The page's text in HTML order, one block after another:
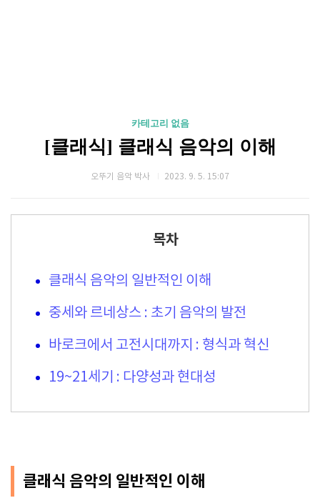
카테고리 없음
[클래식] 클래식 음악의 이해
오뚜기 음악 박사 2023. 9. 5. 15:07
목차
클래식 음악의 일반적인 이해
중세와 르네상스 : 초기 음악의 발전
바로크에서 고전시대까지 : 형식과 혁신
19~21세기 : 다양성과 현대성
클래식 음악의 일반적인 이해